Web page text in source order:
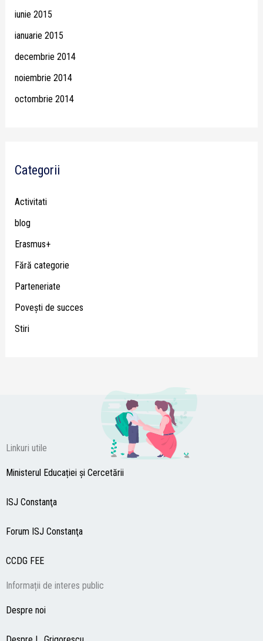
iunie 2015
ianuarie 2015
decembrie 2014
noiembrie 2014
octombrie 2014
Categorii
Activitati
blog
Erasmus+
Fără categorie
Parteneriate
Poveşti de succes
Stiri
Linkuri utile
Ministerul Educației și Cercetării
ISJ Constanţa
Forum ISJ Constanţa
CCDG FEE
Informații de interes public
Despre noi